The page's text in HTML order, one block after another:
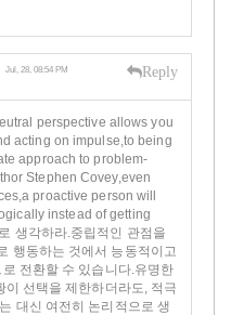
Jul, 28, 08:54 PM Reply
perspective allows you
acting on impulse,to being
approach to problem-
Stephen Covey,even
proactive person will
instead of getting
생각하라.중립적인 관점을
행동하는 것에서 능동적이고
전환할 수 있습니다.유명한
선택을 제한하더라도, 적극
대신 여전히 논리적으로 생